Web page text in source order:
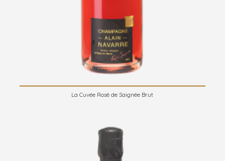
La Cuvée Rosé de Saignée Brut